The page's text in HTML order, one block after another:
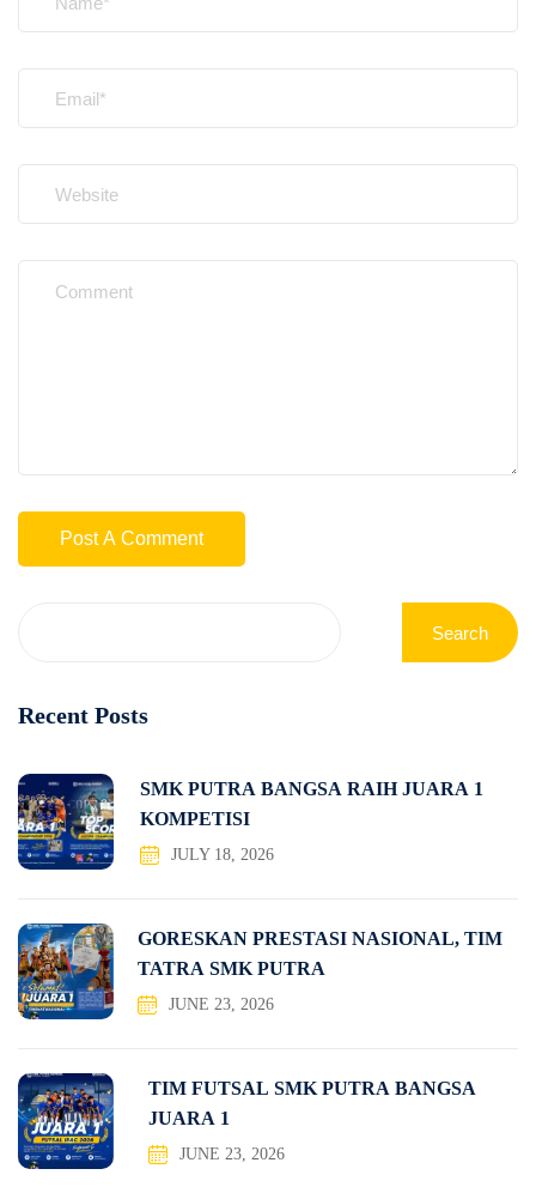
Search
Recent Posts
SMK PUTRA BANGSA RAIH JUARA 1
KOMPETISI
JULY 18, 2026
GORESKAN PRESTASI NASIONAL, TIM
TATRA SMK PUTRA
JUNE 23, 2026
TIM FUTSAL SMK PUTRA BANGSA
JUARA 1
JUNE 23, 2026